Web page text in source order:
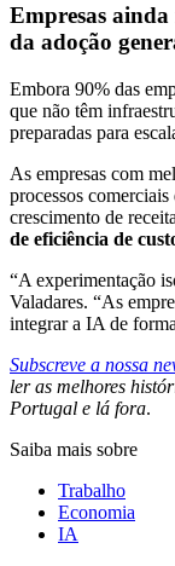
Empresas ainda
da adoção
Embora 90% das
que não têm
preparadas para
As empresas com
processos
crescimento de
de eficiência de
“A experimentação
Valadares. “As
integrar a IA de
Subscreve a nossa
ler as melhores
Portugal e lá fora.
Saiba mais sobre
Trabalho
Economia
IA